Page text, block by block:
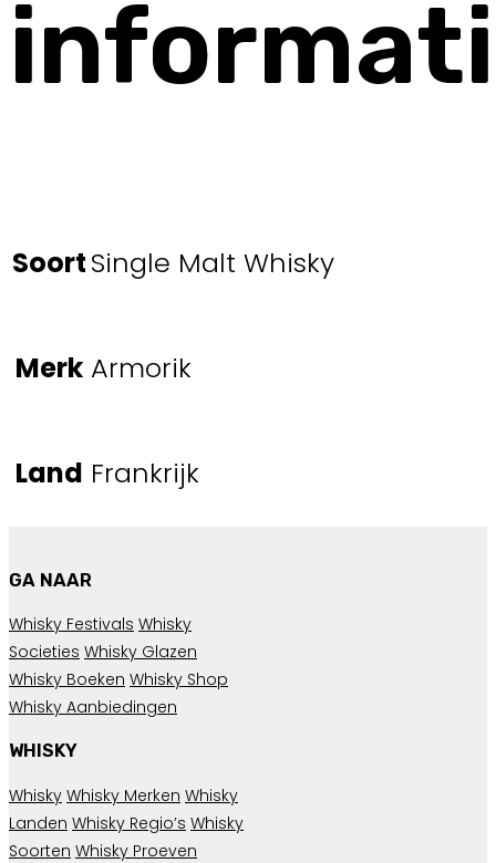
SoortSingle Malt Whisky
Merk Armorik
Land Frankrijk
GA NAAR
Whisky Festivals Whisky
Societies Whisky Glazen
Whisky Boeken Whisky Shop
Whisky Aanbiedingen
WHISKY
Whisky Whisky Merken Whisky
Landen Whisky Regio’s Whisky
Soorten Whisky Proeven